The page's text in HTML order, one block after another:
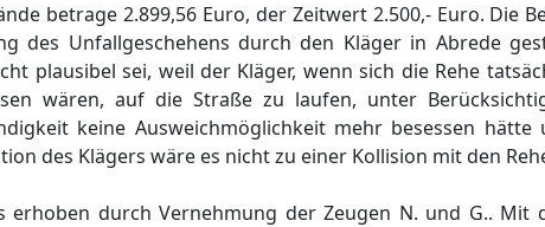
betrage 2.899,56 Euro, der Zeitwert 2.500,- Euro. Die
des Unfallgeschehens durch den Kläger in Abrede
plausibel sei, weil der Kläger, wenn sich die Rehe
wären, auf die Straße zu laufen, unter
keine Ausweichmöglichkeit mehr besessen
des Klägers wäre es nicht zu einer Kollision mit den
erhoben durch Vernehmung der Zeugen N. und G.. Mit